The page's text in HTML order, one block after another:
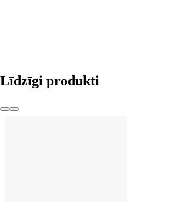
Līdzīgi produkti